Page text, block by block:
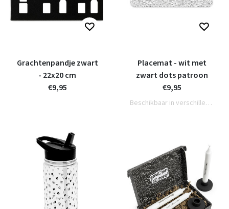
Grachtenpandje zwart
- 22x20 cm
€9,95
Placemat - wit met
zwart dots patroon
€9,95
Beschikbaar in verschillende varianten